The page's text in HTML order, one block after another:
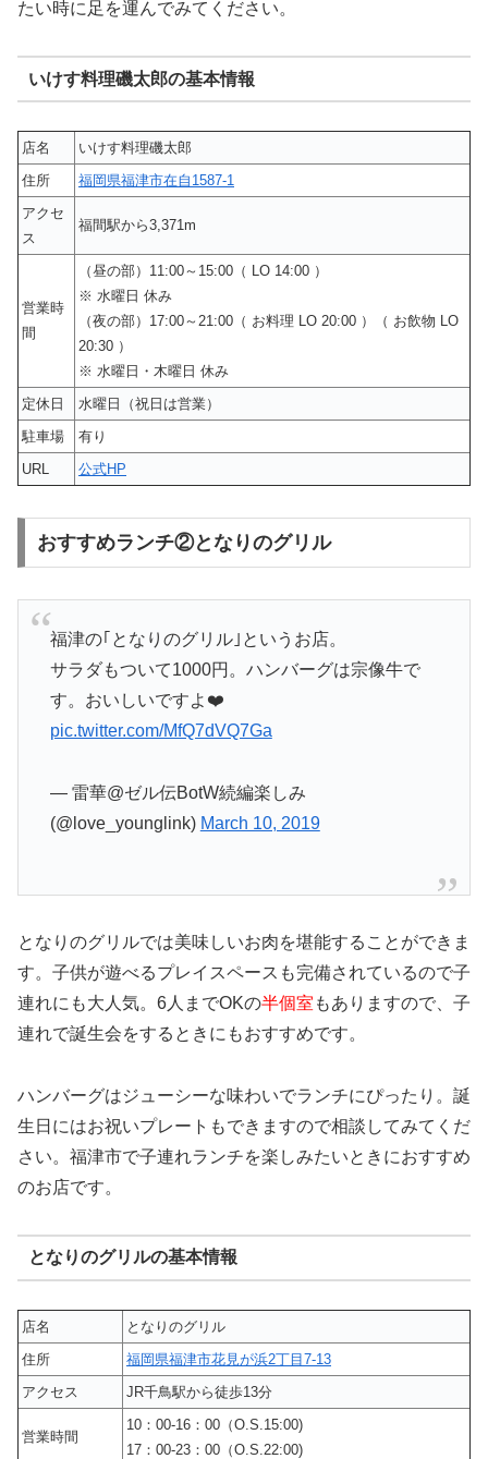
たい時に足を運んでみてください。
いけす料理磯太郎の基本情報
店名
いけす料理磯太郎
住所
福岡県福津市在自1587-1
アクセ
ス
福間駅から3,371m
営業時
間
（昼の部）11:00～15:00（ LO 14:00 ）
※ 水曜日 休み
（夜の部）17:00～21:00（ お料理 LO 20:00 ）（ お飲物 LO
20:30 ）
※ 水曜日・木曜日 休み
定休日
水曜日（祝日は営業）
駐車場
有り
URL
公式HP
おすすめランチ②となりのグリル
福津の｢となりのグリル｣というお店。
サラダもついて1000円。ハンバーグは宗像牛で
す。おいしいですよ❤️
pic.twitter.com/MfQ7dVQ7Ga
— 雷華@ゼル伝BotW続編楽しみ
(@love_younglink) March 10, 2019
となりのグリルでは美味しいお肉を堪能することができま
す。子供が遊べるプレイスペースも完備されているので子
連れにも大人気。6人までOKの半個室 もありますので、子
連れで誕生会をするときにもおすすめです。
ハンバーグはジューシーな味わいでランチにぴったり。誕
生日にはお祝いプレートもできますので相談してみてくだ
さい。福津市で子連れランチを楽しみたいときにおすすめ
のお店です。
となりのグリルの基本情報
店名
となりのグリル
住所
福岡県福津市花見が浜2丁目7-13
アクセス
JR千鳥駅から徒歩13分
営業時間
10：00-16：00（O.S.15:00)
17：00-23：00（O.S.22:00)